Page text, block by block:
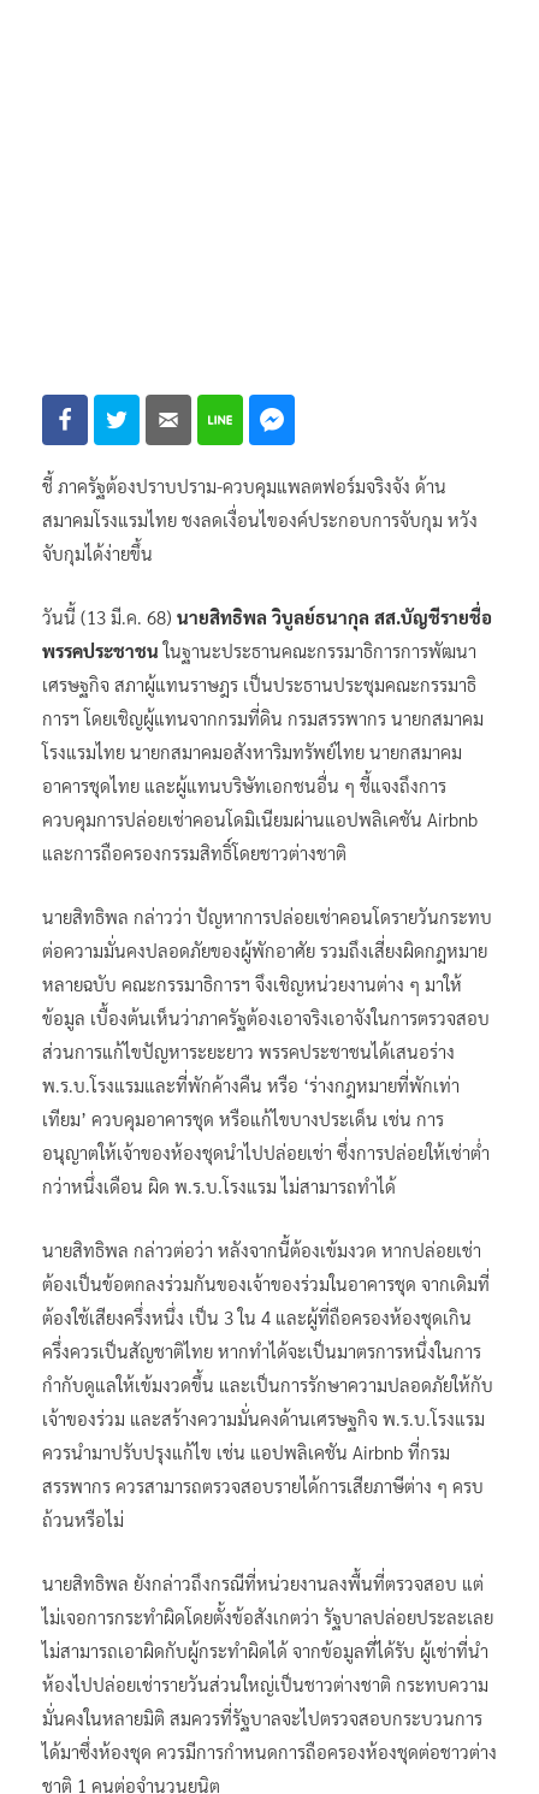
ชี้ ภาครัฐต้องปราบปราม-ควบคุมแพลตฟอร์มจริงจัง ด้าน
สมาคมโรงแรมไทย ชงลดเงื่อนไของค์ประกอบการจับกุม หวัง
จับกุมได้ง่ายขึ้น
วันนี้ (13 มี.ค. 68)
เศรษฐกิจ สภาผู้แทนราษฎร เป็นประธานประชุมคณะกรรมาธิ
การฯ โดยเชิญผู้แทนจากกรมที่ดิน กรมสรรพากร นายกสมาคม
โรงแรมไทย นายกสมาคมอสังหาริมทรัพย์ไทย นายกสมาคม
อาคารชุดไทย และผู้แทนบริษัทเอกชนอื่น ๆ ชี้แจงถึงการ
ควบคุมการปล่อยเช่าคอนโดมิเนียมผ่านแอปพลิเคชัน Airbnb
และการถือครองกรรมสิทธิ์โดยชาวต่างชาติ
นายสิทธิพล กล่าวว่า ปัญหาการปล่อยเช่าคอนโดรายวันกระทบ
หลายฉบับ คณะกรรมาธิการฯ จึงเชิญหน่วยงานต่าง ๆ มาให้
ข้อมูล เบื้องต้นเห็นว่าภาครัฐต้องเอาจริงเอาจังในการตรวจสอบ
ส่วนการแก้ไขปัญหาระยะยาว พรรคประชาชนได้เสนอร่าง
พ.ร.บ.โรงแรมและที่พักค้างคืน หรือ ‘ร่างกฎหมายที่พักเท่า
เทียม’ ควบคุมอาคารชุด หรือแก้ไขบางประเด็น เช่น การ
อนุญาตให้เจ้าของห้องชุดนำไปปล่อยเช่า ซึ่งการปล่อยให้เช่าต่ำ
กว่าหนึ่งเดือน ผิด พ.ร.บ.โรงแรม ไม่สามารถทำได้
นายสิทธิพล กล่าวต่อว่า หลังจากนี้ต้องเข้มงวด หากปล่อยเช่า
ต้องใช้เสียงครึ่งหนึ่ง เป็น 3 ใน 4 และผู้ที่ถือครองห้องชุดเกิน
ครึ่งควรเป็นสัญชาติไทย หากทำได้จะเป็นมาตรการหนึ่งในการ
กำกับดูแลให้เข้มงวดขึ้น และเป็นการรักษาความปลอดภัยให้กับ
เจ้าของร่วม และสร้างความมั่นคงด้านเศรษฐกิจ พ.ร.บ.โรงแรม
ควรนำมาปรับปรุงแก้ไข เช่น แอปพลิเคชัน Airbnb ที่กรม
สรรพากร ควรสามารถตรวจสอบรายได้การเสียภาษีต่าง ๆ ครบ
ถ้วนหรือไม่
นายสิทธิพล ยังกล่าวถึงกรณีที่หน่วยงานลงพื้นที่ตรวจสอบ แต่
ไม่สามารถเอาผิดกับผู้กระทำผิดได้ จากข้อมูลที่ได้รับ ผู้เช่าที่นำ
ห้องไปปล่อยเช่ารายวันส่วนใหญ่เป็นชาวต่างชาติ กระทบความ
มั่นคงในหลายมิติ สมควรที่รัฐบาลจะไปตรวจสอบกระบวนการ
ได้มาซึ่งห้องชุด ควรมีการกำหนดการถือครองห้องชุดต่อชาวต่าง
ชาติ 1 คนต่อจำนวนยูนิต
นายเทียนประสิทธิ์ ไชยภัทรานันท์ นายกสมาคมโรงแรมไท